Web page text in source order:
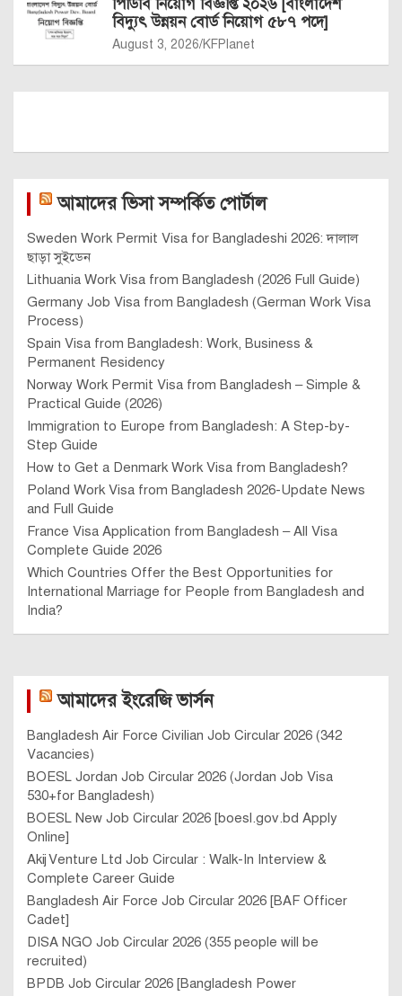
পিডিবি নিয়োগ বিজ্ঞপ্তি ২০২৬ [বাংলাদেশ
বিদ্যুৎ উন্নয়ন বোর্ড নিয়োগ ৫৮৭ পদে]
August 3, 2026 KFPlanet
আমাদের ভিসা সম্পর্কিত পোর্টাল
Sweden Work Permit Visa for Bangladeshi 2026: দালাল
ছাড়া সুইডেন
Lithuania Work Visa from Bangladesh (2026 Full Guide)
Germany Job Visa from Bangladesh (German Work Visa
Process)
Spain Visa from Bangladesh: Work, Business &
Permanent Residency
Norway Work Permit Visa from Bangladesh – Simple &
Practical Guide (2026)
Immigration to Europe from Bangladesh: A Step-by-
Step Guide
How to Get a Denmark Work Visa from Bangladesh?
Poland Work Visa from Bangladesh 2026-Update News
and Full Guide
France Visa Application from Bangladesh – All Visa
Complete Guide 2026
Which Countries Offer the Best Opportunities for
International Marriage for People from Bangladesh and
India?
আমাদের ইংরেজি ভার্সন
Bangladesh Air Force Civilian Job Circular 2026 (342
Vacancies)
BOESL Jordan Job Circular 2026 (Jordan Job Visa
530+for Bangladesh)
BOESL New Job Circular 2026 [boesl.gov.bd Apply
Online]
Akij Venture Ltd Job Circular : Walk-In Interview &
Complete Career Guide
Bangladesh Air Force Job Circular 2026 [BAF Officer
Cadet]
DISA NGO Job Circular 2026 (355 people will be
recruited)
BPDB Job Circular 2026 [Bangladesh Power